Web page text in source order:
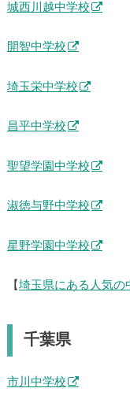
城西川越中学校
開智中学校
埼玉栄中学校
昌平中学校
聖望学園中学校
淑徳与野中学校
星野学園中学校
【 埼玉県にある人気の
千葉県
市川中学校